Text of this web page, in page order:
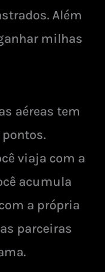
Além
milhas
aéreas tem
viaja com a
acumula
a própria
parceiras